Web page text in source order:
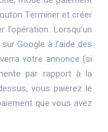
Terminer et créer
Lorsqu’un
Google à l’aide des
votre annonce (si
par rapport à la
vous paierez le
que vous avez